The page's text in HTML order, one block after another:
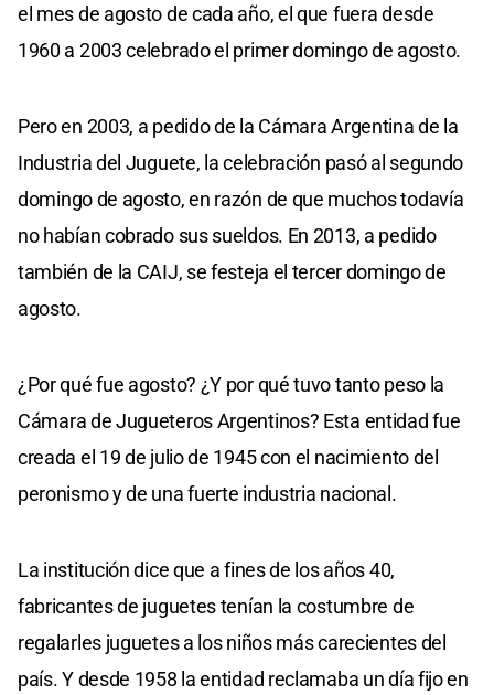
el mes de agosto de cada año, el que fuera desde
1960 a 2003 celebrado el primer domingo de agosto.
Pero en 2003, a pedido de la Cámara Argentina de la
Industria del Juguete, la celebración pasó al segundo
domingo de agosto, en razón de que muchos todavía
no habían cobrado sus sueldos. En 2013, a pedido
también de la CAIJ, se festeja el tercer domingo de
agosto.
¿Por qué fue agosto? ¿Y por qué tuvo tanto peso la
Cámara de Jugueteros Argentinos? Esta entidad fue
creada el 19 de julio de 1945 con el nacimiento del
peronismo y de una fuerte industria nacional.
La institución dice que a fines de los años 40,
fabricantes de juguetes tenían la costumbre de
regalarles juguetes a los niños más carecientes del
país. Y desde 1958 la entidad reclamaba un día fijo en